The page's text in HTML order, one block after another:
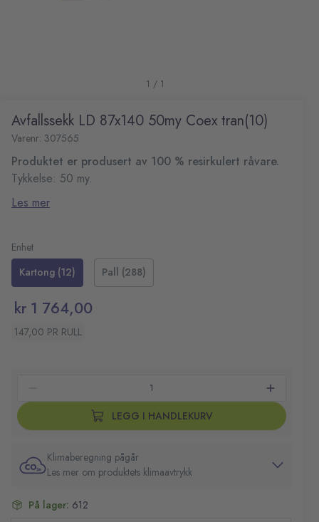
1 / 1
Avfallssekk LD 87x140 50my Coex tran(10)
Varenr: 307565
Produktet er produsert av 100 % resirkulert råvare.
Tykkelse: 50 my.
Farge: Klar
Les mer
Enhet
Kartong (12)
Pall (288)
kr 1 764,00
147,00 PR RULL
LEGG I HANDLEKURV
Klimaberegning pågår
Les mer om produktets klimaavtrykk
På lager: 612